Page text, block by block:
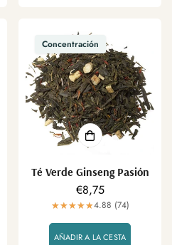
Concentración
Té Verde Ginseng Pasión
Precio
regular
€8,75
4.88 (74)
AÑADIR A LA CESTA